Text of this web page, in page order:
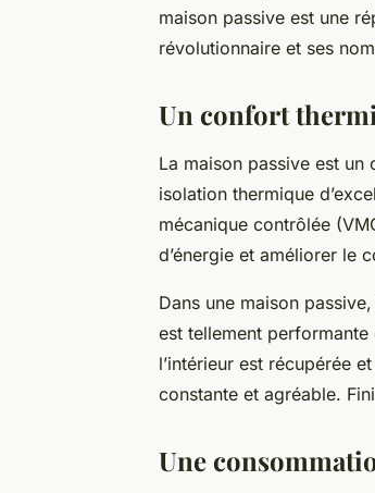
maison passive est une
révolutionnaire et ses
Un confort
La maison passive est un
isolation thermique
mécanique contrôlée
d’énergie et améliorer le
Dans une maison
est tellement
l’intérieur est récupérée
constante et agréable.
Une